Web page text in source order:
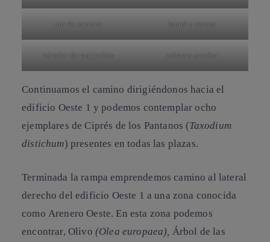
ciprés pantano laurel y cerezo
mirador de magnolios palmera excelsa
Continuamos el camino dirigiéndonos hacia el
edificio Oeste 1 y podemos contemplar ocho
ejemplares deCiprés de los Pantanos (Taxodium
distichum) presentes en todas las plazas.
Terminada la rampa emprendemos camino al lateral
derecho del edificio Oeste 1 a una zona conocida
como Arenero Oeste. En esta zona podemos
encontrar, Olivo (Olea europaea), Árbol de las